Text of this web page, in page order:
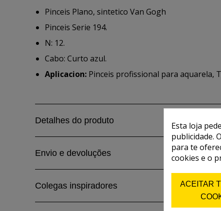
Pinceis Plano, sintetico Van Gogh
Pinceis Serie 194.
N: 12.
Cabo: Curto azul.
Aplicacion: Pinceis profissional para aquarela,
Detalhes do produto
Envio e devoluções
Colegas inspiradores
Esta loja
publicidade.
para te
cookies e o
ACEITAR